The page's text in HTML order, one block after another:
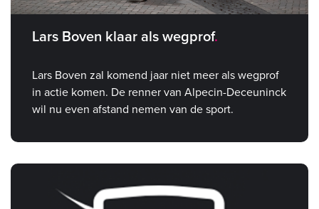
Lars Boven klaar als wegprof
Lars Boven zal komend jaar niet meer als wegprof
in actie komen. De renner van Alpecin-Deceuninck
wil nu even afstand nemen van de sport.